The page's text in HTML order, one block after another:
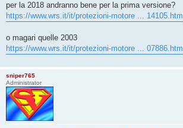
a
g
g
o
per la 2018 andranno bene per la prima versione?
https://www.wrs.it/it/protezioni-motore ... 14105.html
o magari quelle 2003
https://www.wrs.it/it/protezioni-motore ... 07886.html
sniper765
Administrator